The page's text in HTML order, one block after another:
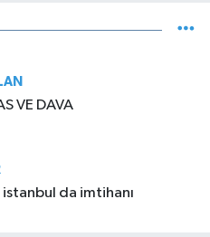
VE DAVA
istanbul da imtihanı